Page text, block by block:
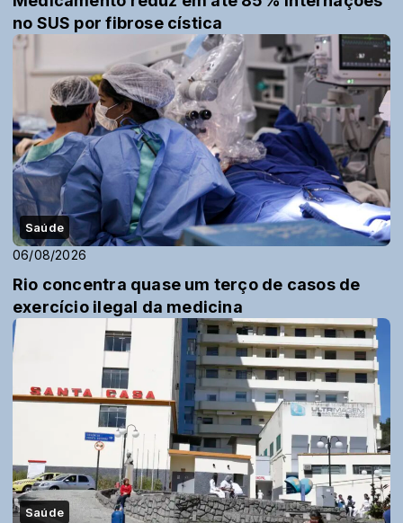
no SUS por fibrose cística
Saúde
06/08/2026
Rio concentra quase um terço de casos de
exercício ilegal da medicina
Saúde